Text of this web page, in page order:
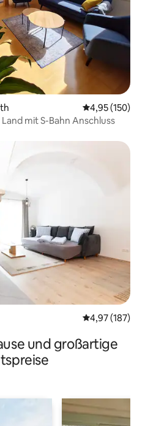
4,95 (150)
mit S-Bahn Anschluss
4,97 (187)
und großartige